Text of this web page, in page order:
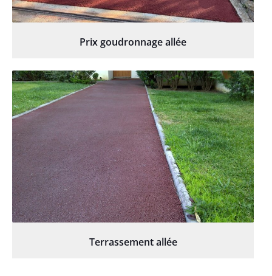
Prix goudronnage allée
Terrassement allée